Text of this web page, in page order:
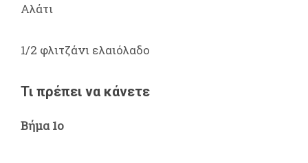
Αλάτι
1/2 φλιτζάνι ελαιόλαδο
Τι πρέπει να κάνετε
Βήμα 1ο